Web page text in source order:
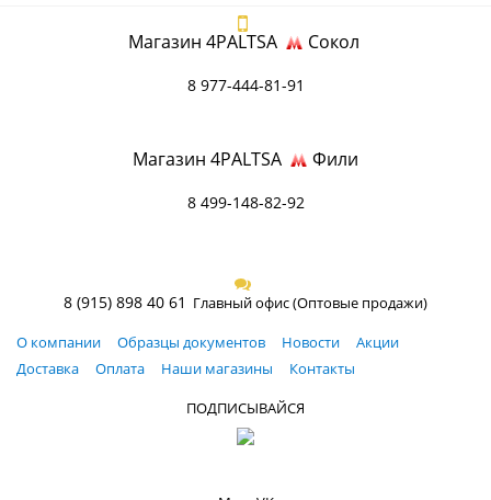
Магазин 4PALTSA Сокол
8 977-444-81-91
Магазин 4PALTSA Фили
8 499-148-82-92
8 (915) 898 40 61 Главный офис (Оптовые продажи)
О компании
Образцы документов Новости
Акции
Доставка
Оплата Наши магазины
Контакты
ПОДПИСЫВАЙСЯ